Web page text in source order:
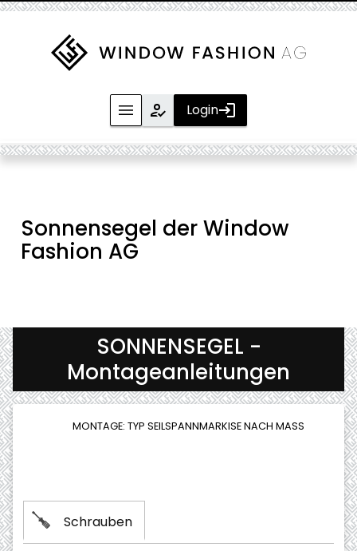
Leistungen
Investments
Sonnensegel der Window
Fashion AG
SONNENSEGEL -
Montageanleitungen
MONTAGE: TYP SEILSPANNMARKISE NACH MASS
Schrauben